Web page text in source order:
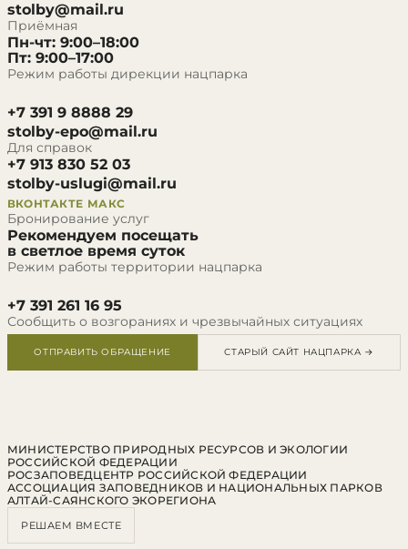
stolby@mail.ru
Приёмная
Пн-чт: 9:00–18:00
Пт: 9:00–17:00
Режим работы дирекции нацпарка
+7 391 9 8888 29
stolby-epo@mail.ru
Для справок
+7 913 830 52 03
stolby-uslugi@mail.ru
ВКОНТАКТЕ МАКС
Бронирование услуг
Рекомендуем посещать
в светлое время суток
Режим работы территории нацпарка
+7 391 261 16 95
Сообщить о возгораниях и чрезвычайных ситуациях
ОТПРАВИТЬ ОБРАЩЕНИЕ СТАРЫЙ САЙТ НАЦПАРКА →
МИНИСТЕРСТВО ПРИРОДНЫХ РЕСУРСОВ И ЭКОЛОГИИ
РОССИЙСКОЙ ФЕДЕРАЦИИ
РОСЗАПОВЕДЦЕНТР РОССИЙСКОЙ ФЕДЕРАЦИИ
АССОЦИАЦИЯ ЗАПОВЕДНИКОВ И НАЦИОНАЛЬНЫХ ПАРКОВ
АЛТАЙ-САЯНСКОГО ЭКОРЕГИОНА
РЕШАЕМ ВМЕСТЕ